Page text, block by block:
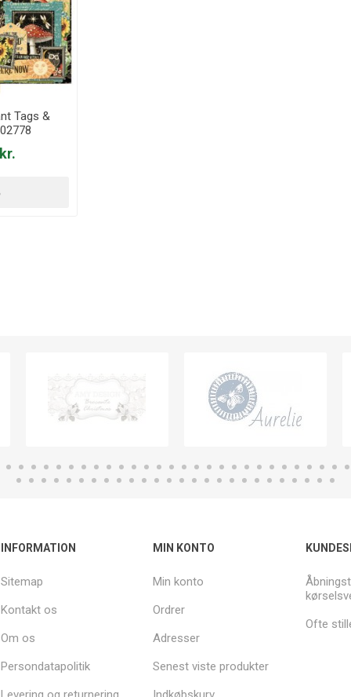
Tags &
INFORMATION
Sitemap
Kontakt os
Om os
Persondatapolitik
MIN KONTO
Min konto
Ordrer
Adresser
Senest viste produkter
Ofte